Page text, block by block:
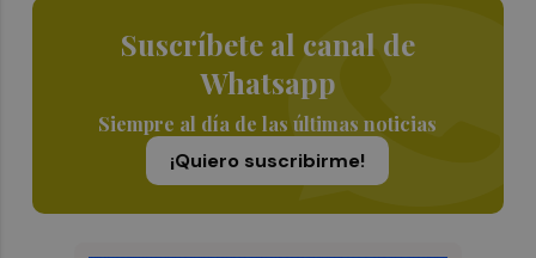
Suscríbete al canal de
Whatsapp
Siempre al día de las últimas noticias
¡Quiero suscribirme!